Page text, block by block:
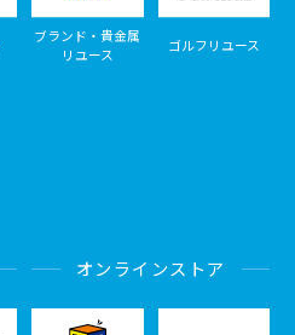
ブランド・貴金属
リユース
ゴルフリユース
オンラインストア